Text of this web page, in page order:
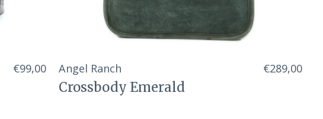
€99,00 Angel Ranch
Crossbody Emerald
€289,00